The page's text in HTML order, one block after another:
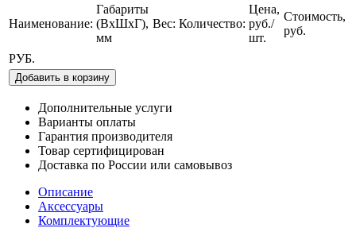
Наименование:
Габариты
(ВхШхГ),
мм
Вес: Количество:
Цена,
руб./
шт.
Стоимость,
руб.
РУБ.
Добавить в корзину
Дополнительные услуги
Варианты оплаты
Гарантия производителя
Товар сертифицирован
Доставка по России или самовывоз
Описание
Аксессуары
Комплектующие